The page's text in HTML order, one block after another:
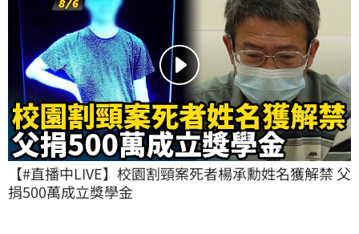
【#直播中LIVE】校園割頸案死者楊承勳姓名獲解禁 父
捐500萬成立獎學金